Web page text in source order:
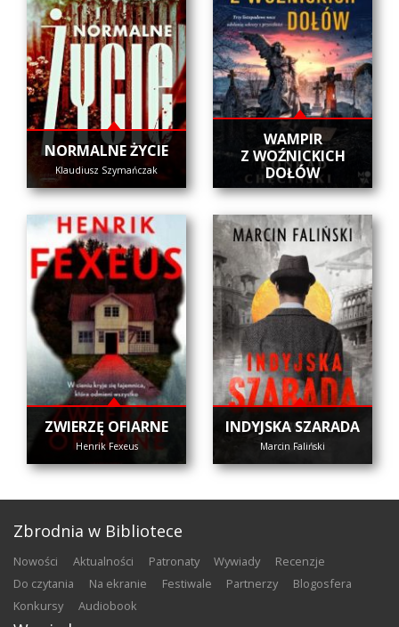
NORMALNE ŻYCIE
Klaudiusz Szymańczak
WAMPIR
Z WOŹNICKICH
DOŁÓW
ZWIERZĘ OFIARNE
Henrik Fexeus
INDYJSKA SZARADA
Marcin Faliński
Zbrodnia w Bibliotece
nowości aktualności patronaty wywiady
recenzje
do czytania
na ekranie festiwale partnerzy
blogosfera
konkursy
audiobook